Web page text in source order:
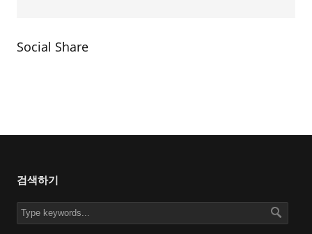
Social Share
검색하기